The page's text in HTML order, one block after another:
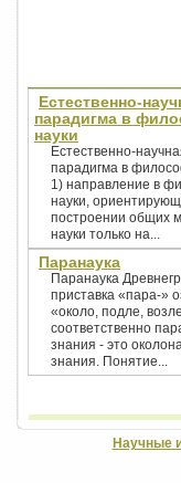
Естественно-
парадигма в
науки
Естественно-
парадигма в
1) направление в
науки,
построении общих
науки только на...
Паранаука
Паранаука
приставка «пара-»
«около, подле,
соответственно
знания - это
знания. Понятие...
Научные